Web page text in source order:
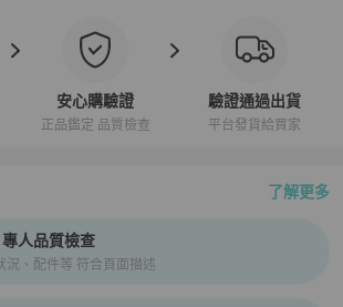
安心購驗證
正品鑑定 品質檢查
驗證通過出貨
平台發貨給買家
了解更多
驗證、安心購檢驗流程介紹
人品質檢查
況、配件等 符合頁面描述